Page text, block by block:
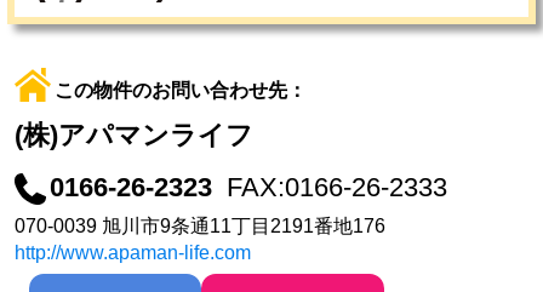
この物件のお問い合わせ先：
(株)アパマンライフ
0166-26-2323 FAX:0166-26-2333
070-0039 旭川市9条通11丁目2191番地176
http://www.apaman-life.com